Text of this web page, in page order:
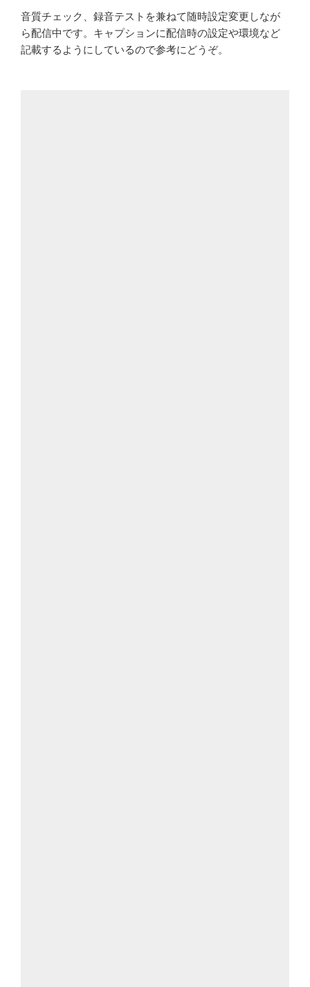
音質チェック、録音テストを兼ねて随時設定変更しなが
ら配信中です。キャプションに配信時の設定や環境など
記載するようにしているので参考にどうぞ。